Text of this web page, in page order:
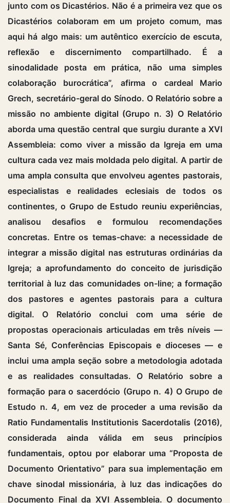
junto com os Dicastérios. Não é a primeira vez que os
Dicastérios colaboram em um projeto comum, mas
aqui há algo mais: um autêntico exercício de escuta,
reflexão e discernimento compartilhado. É a
sinodalidade posta em prática, não uma simples
colaboração burocrática”, afirma o cardeal Mario
Grech, secretário-geral do Sínodo. O Relatório sobre a
missão no ambiente digital (Grupo n. 3) O Relatório
aborda uma questão central que surgiu durante a XVI
Assembleia: como viver a missão da Igreja em uma
cultura cada vez mais moldada pelo digital. A partir de
uma ampla consulta que envolveu agentes pastorais,
especialistas e realidades eclesiais de todos os
continentes, o Grupo de Estudo reuniu experiências,
analisou desafios e formulou recomendações
concretas. Entre os temas-chave: a necessidade de
integrar a missão digital nas estruturas ordinárias da
Igreja; a aprofundamento do conceito de jurisdição
territorial à luz das comunidades on-line; a formação
dos pastores e agentes pastorais para a cultura
digital. O Relatório conclui com uma série de
propostas operacionais articuladas em três níveis —
Santa Sé, Conferências Episcopais e dioceses — e
inclui uma ampla seção sobre a metodologia adotada
e as realidades consultadas. O Relatório sobre a
formação para o sacerdócio (Grupo n. 4) O Grupo de
Estudo n. 4, em vez de proceder a uma revisão da
Ratio Fundamentalis Institutionis Sacerdotalis (2016),
considerada ainda válida em seus princípios
fundamentais, optou por elaborar uma “Proposta de
Documento Orientativo” para sua implementação em
chave sinodal missionária, à luz das indicações do
Documento Final da XVI Assembleia. O documento